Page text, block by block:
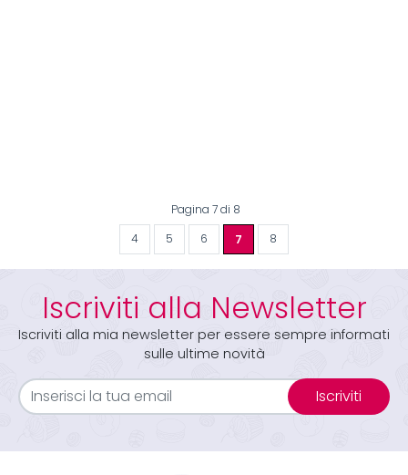
Pagina 7 di 8
4 5 6 7 8
Iscriviti alla Newsletter
Iscriviti alla mia newsletter per essere sempre informati
sulle ultime novità
Iscriviti